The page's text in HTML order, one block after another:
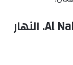
معلومات عن Al Nahar Electronics. النهار